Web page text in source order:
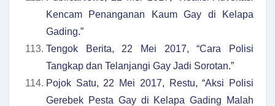
Kencam Penanganan Kaum Gay di Kelapa
Gading.”
Tengok Berita, 22 Mei 2017, “Cara Polisi
Tangkap dan Telanjangi Gay Jadi Sorotan.”
Pojok Satu, 22 Mei 2017, Restu, “Aksi Polisi
Gerebek Pesta Gay di Kelapa Gading Malah